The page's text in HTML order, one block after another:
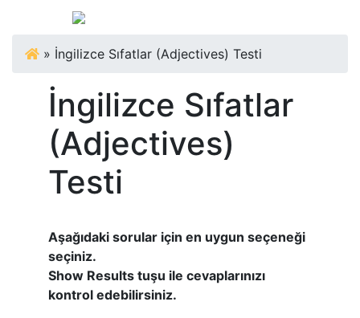
» İngilizce Sıfatlar (Adjectives) Testi
İngilizce Sıfatlar
(Adjectives)
Testi
Aşağıdaki sorular için en uygun seçeneği
seçiniz.
Show Results tuşu ile cevaplarınızı
kontrol edebilirsiniz.